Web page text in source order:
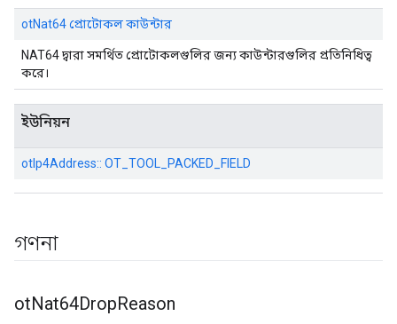
otNat64 প্রোটোকল কাউন্টার
NAT64 দ্বারা সমর্থিত প্রোটোকলগুলির জন্য কাউন্টারগুলির প্রতিনিধিত্ব
করে।
ইউনিয়ন
otIp4Address:: OT_TOOL_PACKED_FIELD
গণনা
otNat64DropReason